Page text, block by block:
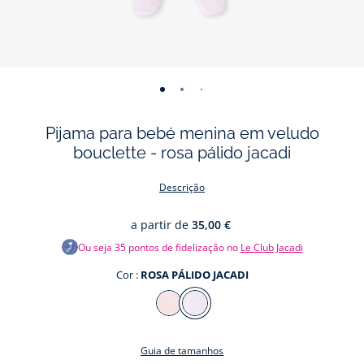
-
01 02 03 04 05
Pijama para bebé menina em veludo
bouclette - rosa pálido jacadi
Descrição
a partir de 35,00 €
Ou seja 35pontos de fidelização no Le Club Jacadi
Cor : ROSA PÁLIDO JACADI
Cor
ROSAROSA
JACADI
Guia de tamanhos